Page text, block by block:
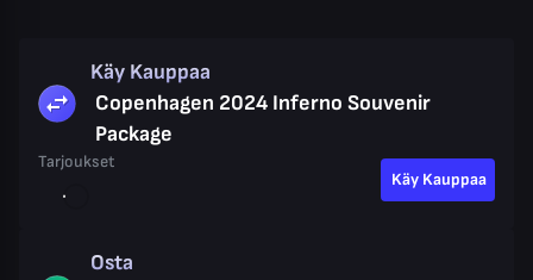
Käy Kauppaa
Copenhagen 2024 Inferno Souvenir
Package
Tarjoukset
Käy Kauppaa
Osta